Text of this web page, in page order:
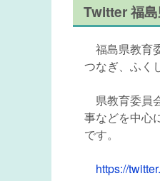
Twitter 福島
福島県教育
つなぎ、ふく
県教育委員
事などを中心
です。
https://